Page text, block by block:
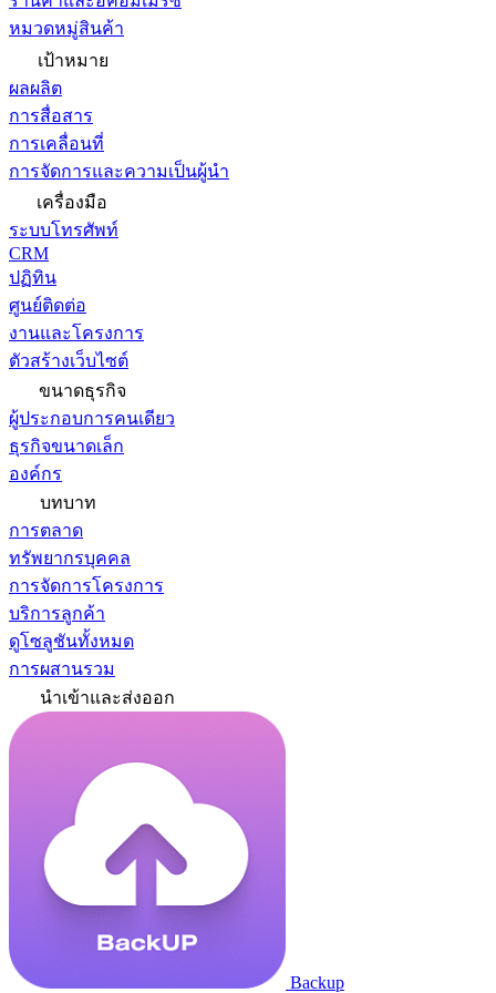
หมวดหมู่สินค้า
เป้าหมาย
ผลผลิต
การสื่อสาร
การเคลื่อนที่
การจัดการและความเป็นผู้นำ
เครื่องมือ
ระบบโทรศัพท์
CRM
ปฏิทิน
ศูนย์ติดต่อ
งานและโครงการ
ตัวสร้างเว็บไซต์
ขนาดธุรกิจ
ผู้ประกอบการคนเดียว
ธุรกิจขนาดเล็ก
องค์กร
บทบาท
การตลาด
ทรัพยากรบุคคล
การจัดการโครงการ
บริการลูกค้า
ดูโซลูชันทั้งหมด
การผสานรวม
นำเข้าและส่งออก
Backup